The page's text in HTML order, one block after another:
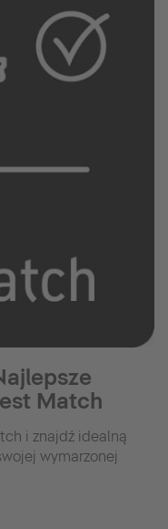
Match
i znajdź idealną
wymarzonej